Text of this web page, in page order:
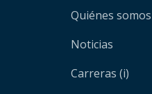
Quiénes somos
Noticias
Carreras (i)